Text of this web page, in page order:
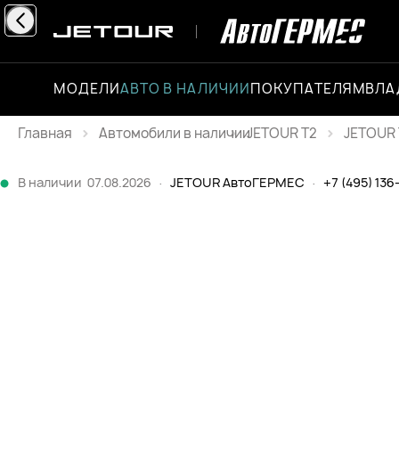
МОДЕЛИАВТО В НАЛИЧИИПОКУПАТЕЛЯМ
Главная
JETOUR T2
В наличии 07.08.2026 · JETOUR АвтоГЕРМЕС · +7 (495)